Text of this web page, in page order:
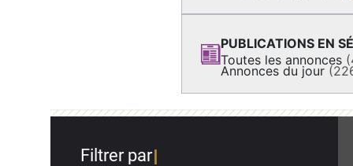
PUBLICATIONS EN
Toutes les annonces
Annonces du jour
Filtrer par